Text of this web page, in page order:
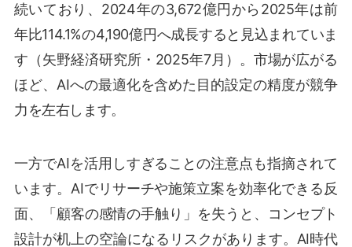
続いており、2024年の3,672億円から2025年は前
年比114.1%の4,190億円へ成長すると見込まれていま
す（矢野経済研究所・2025年7月）。市場が広がる
ほど、AIへの最適化を含めた目的設定の精度が競争
力を左右します。
一方でAIを活用しすぎることの注意点も指摘されて
います。AIでリサーチや施策立案を効率化できる反
面、「顧客の感情の手触り」を失うと、コンセプト
設計が机上の空論になるリスクがあります。AI時代